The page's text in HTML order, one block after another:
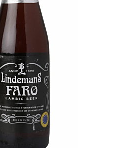
Finn Olesen